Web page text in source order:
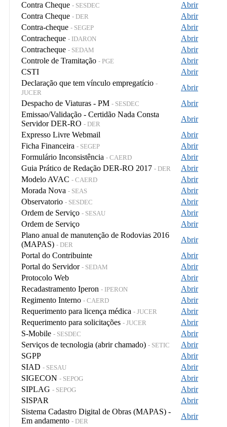
Contra Cheque - SESDEC
Abrir
Contra Cheque - DER
Abrir
Contra-cheque - SEGEP
Abrir
Contracheque - IDARON
Abrir
Contracheque - SEDAM
Abrir
Controle de Tramitação - PGE
Abrir
CSTI
Abrir
Declaração que tem vínculo empregatício -
JUCER
Abrir
Despacho de Viaturas - PM - SESDEC
Abrir
Emissao/Validação - Certidão Nada Consta
Servidor DER-RO - DER
Abrir
Expresso Livre Webmail
Abrir
Ficha Financeira - SEGEP
Abrir
Formulário Inconsistência - CAERD
Abrir
Guia Prático de Redação DER-RO 2017 - DER
Abrir
Modelo AVAC - CAERD
Abrir
Morada Nova - SEAS
Abrir
Observatorio - SESDEC
Abrir
Ordem de Serviço - SESAU
Abrir
Ordem de Serviço
Abrir
Plano anual de manutenção de Rodovias 2016
(MAPAS) - DER
Abrir
Portal do Contribuinte
Abrir
Portal do Servidor - SEDAM
Abrir
Protocolo Web
Abrir
Recadastramento Iperon - IPERON
Abrir
Regimento Interno - CAERD
Abrir
Requerimento para licença médica - JUCER
Abrir
Requerimento para solicitações - JUCER
Abrir
S-Mobile - SESDEC
Abrir
Serviços de tecnologia (abrir chamado) - SETIC
Abrir
SGPP
Abrir
SIAD - SESAU
Abrir
SIGECON - SEPOG
Abrir
SIPLAG - SEPOG
Abrir
SISPAR
Abrir
Sistema Cadastro Digital de Obras (MAPAS) -
Em andamento - DER
Abrir